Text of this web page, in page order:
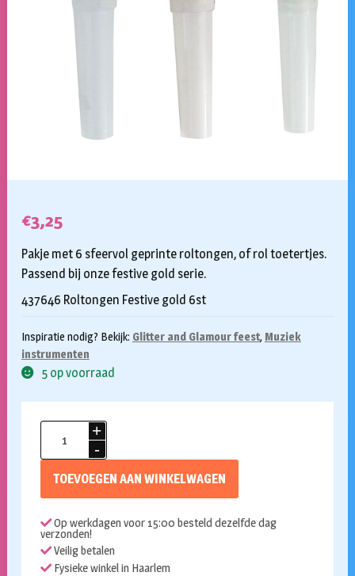
€3,25
Pakje met 6 sfeervol geprinte roltongen, of rol toetertjes.
Passend bij onze festive gold serie.
437646 Roltongen Festive gold 6st
Inspiratie nodig? Bekijk: Glitter and Glamour feest, Muziek
instrumenten
5 op voorraad
gold
TOEVOEGEN AAN WINKELWAGEN
Op werkdagen voor 15:00 besteld dezelfde dag
verzonden!
Veilig betalen
Fysieke winkel in Haarlem